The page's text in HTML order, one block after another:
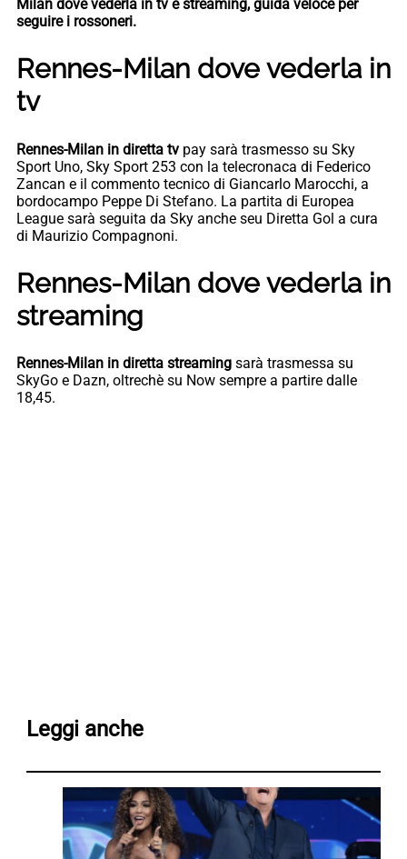
Milan dove vederla in tv e streaming, guida veloce per
seguire i rossoneri.
Rennes-Milan dove vederla in
tv
Rennes-Milan in diretta tv pay sarà trasmesso su Sky
Sport Uno, Sky Sport 253 con la telecronaca di Federico
Zancan e il commento tecnico di Giancarlo Marocchi, a
bordocampo Peppe Di Stefano. La partita di Europea
League sarà seguita da Sky anche seu Diretta Gol a cura
di Maurizio Compagnoni.
Rennes-Milan dove vederla in
streaming
Rennes-Milan in diretta streaming sarà trasmessa su
SkyGo e Dazn, oltrechè su Now sempre a partire dalle
18,45.
Leggi anche